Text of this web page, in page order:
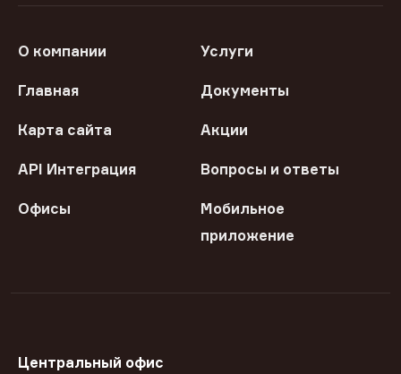
О компании Услуги
Главная Документы
Карта сайта Акции
API Интеграция Вопросы и ответы
Офисы
Мобильное
приложение
Центральный офис